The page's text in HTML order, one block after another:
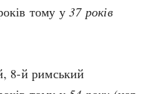
тому у37 років
8-й римський